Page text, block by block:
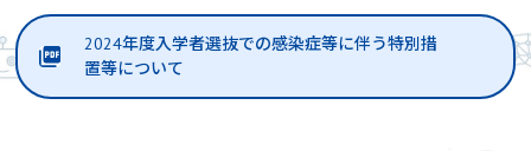
2024年度入学者選抜での感染症等に伴う特別措
置等について